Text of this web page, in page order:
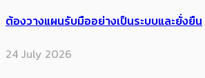
ต้องวางแผนรับมืออย่างเป็นระบบและยั่งยืน
24 July 2026